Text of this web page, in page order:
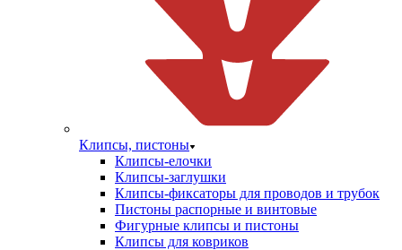
Клипсы, пистоны
Клипсы-елочки
Клипсы-заглушки
Клипсы-фиксаторы для проводов и трубок
Пистоны распорные и винтовые
Фигурные клипсы и пистоны
Клипсы для ковриков